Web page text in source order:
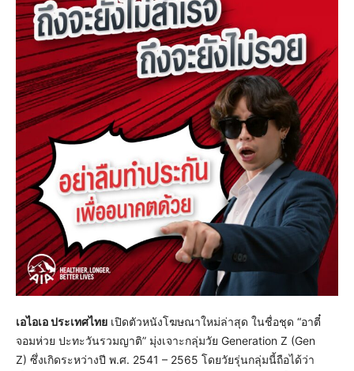
เอไอเอ ประเทศไทย เปิดตัวหนังโฆษณาใหม่ล่าสุด ในชื่อชุด “อาตี๋
จอมห่วย ปะทะวันรวมญาติ” มุ่งเจาะกลุ่มวัย Generation Z (Gen
Z) ซึ่งเกิดระหว่างปี พ.ศ. 2541 – 2565 โดยวัยรุ่นกลุ่มนี้ถือได้ว่า